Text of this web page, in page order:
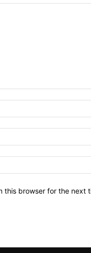
this browser for the next